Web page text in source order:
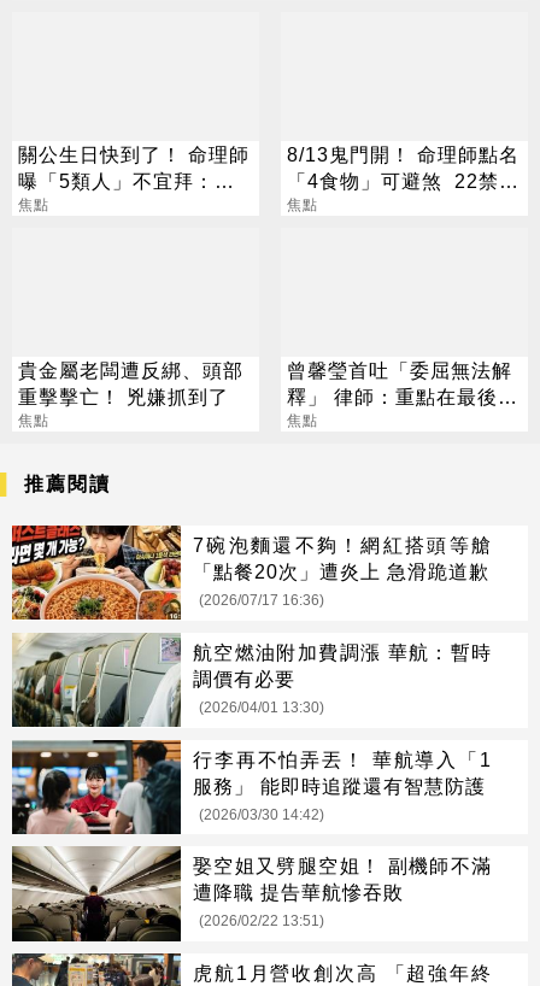
關公生日快到了！ 命理師
曝「5類人」不宜拜：求
偏財、做這些事反招禍
焦點
8/13鬼門開！ 命理師點名
「4食物」可避煞 22禁忌
一次看
焦點
貴金屬老闆遭反綁、頭部
重擊擊亡！ 兇嫌抓到了
焦點
曾馨瑩首吐「委屈無法解
釋」 律師：重點在最後一
句
焦點
推薦閱讀
7碗泡麵還不夠！網紅搭頭等艙
「點餐20次」遭炎上 急滑跪道歉
(2026/07/17 16:36)
航空燃油附加費調漲 華航：暫時
調價有必要
(2026/04/01 13:30)
行李再不怕弄丟！ 華航導入「1
服務」 能即時追蹤還有智慧防護
(2026/03/30 14:42)
娶空姐又劈腿空姐！ 副機師不滿
遭降職 提告華航慘吞敗
(2026/02/22 13:51)
虎航1月營收創次高 「超強年終